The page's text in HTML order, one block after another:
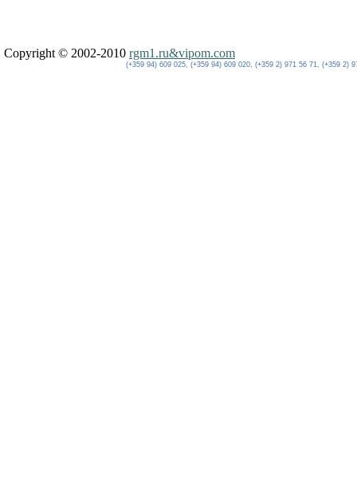
Copyright © 2002-2010 rgm1.ru&vipom.com
(+359 94) 609 025, (+359 94) 609 020, (+359 2) 971 56 71, (+359 2)